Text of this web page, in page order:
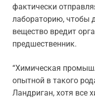
фактически
лабораторию, чтобы
вещество вредит
предшественник.
“Химическая
опытной в такого
Ландриган, хотя все